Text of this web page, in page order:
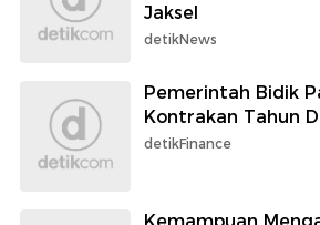
Jaksel
detikNews
Pemerintah Bidik
Kontrakan Tahun
detikFinance